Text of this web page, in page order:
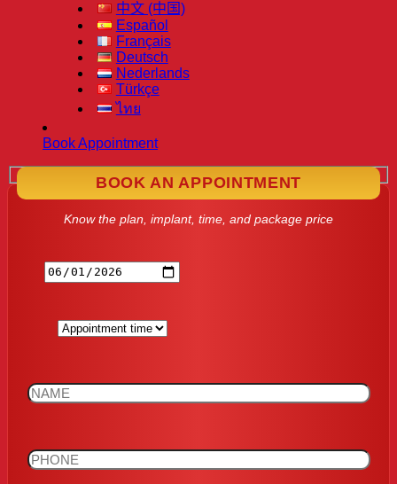
中文 (中国)
Español
Français
Deutsch
Nederlands
Türkçe
ไทย
Book Appointment
BOOK AN APPOINTMENT
Know the plan, implant, time, and package price